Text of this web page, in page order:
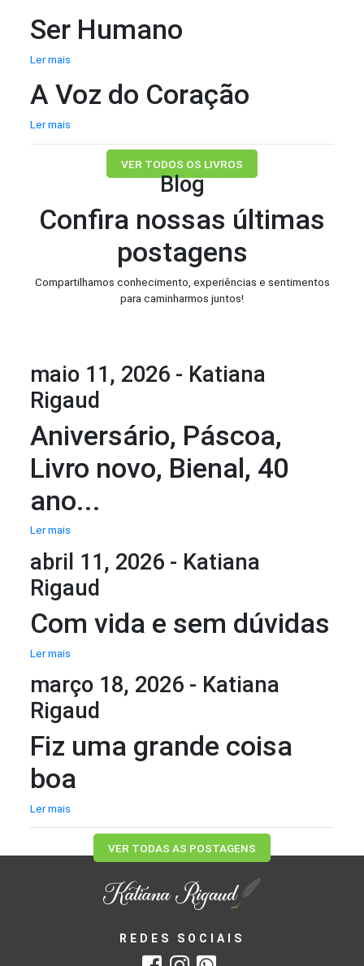
Ser Humano
Ler mais
A Voz do Coração
Ler mais
VER TODOS OS LIVROS
Blog
Confira nossas últimas
postagens
Compartilhamos conhecimento, experiências e sentimentos
para caminharmos juntos!
maio 11, 2026 - Katiana
Rigaud
Aniversário, Páscoa,
Livro novo, Bienal, 40
ano...
Ler mais
abril 11, 2026 - Katiana
Rigaud
Com vida e sem dúvidas
Ler mais
março 18, 2026 - Katiana
Rigaud
Fiz uma grande coisa
boa
Ler mais
VER TODAS AS POSTAGENS
REDES SOCIAIS